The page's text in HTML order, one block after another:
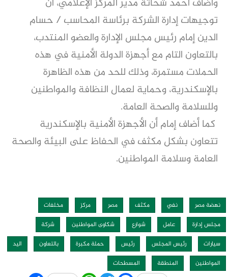
وأضاف احمد شحاتة مدير المركز الإعلامي، أن
توجيهات إدارة الشركة برئاسة المحاسب / حسام
الدين إمام رئيس مجلس الإدارة والعضو المنتدب،
بالتعاون التام مع أجهزة الدولة الأمنية في هذه
الحملات مستمرة، وذلك للحد من هذه الظاهرة
بالإسكندرية، وحماية لعمال النظافة والمواطنين
وللسلامة والصحة العامة.
كما أضاف إمام أن الأجهزة الأمنية بالإسكندرية
تتعاون بشكل مكثف في الحفاظ على البيئة والصحة
العامة وسلامة المواطنين.
نهضة مصر نفي مكثف مصر مركز
مخلفات
مجلس إدارة
عامل شوارع شكاوى المواطنين
شركة
سيارات
رئيس المجلس رئيس حملة مكبرة بالتعاون
اليد
المواطنين
المنطقة المسطحات